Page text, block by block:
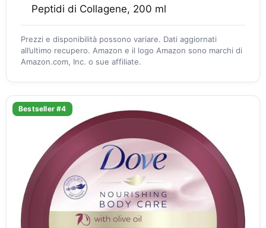
Peptidi di Collagene, 200 ml
Prezzi e disponibilità possono variare. Dati aggiornati
all’ultimo recupero. Amazon e il logo Amazon sono marchi di
Amazon.com, Inc. o sue affiliate.
Bestseller #4